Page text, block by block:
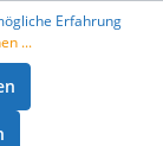
Erfahrung
...